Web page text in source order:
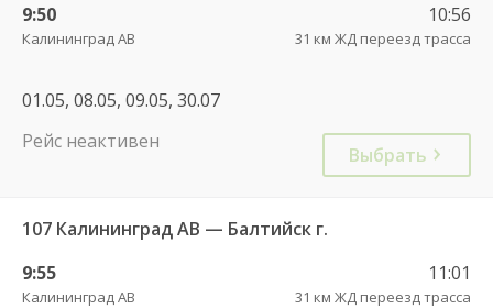
9:50
Калининград АВ
10:56
31 км ЖД переезд трасса
01.05, 08.05, 09.05, 30.07
Рейс неактивен
Выбрать
107 Калининград АВ — Балтийск г.
9:55
Калининград АВ
11:01
31 км ЖД переезд трасса